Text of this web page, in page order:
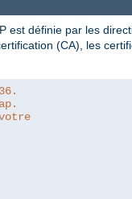
est définie par les
(CA), les